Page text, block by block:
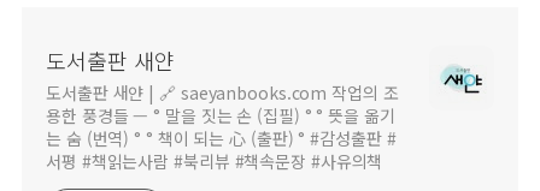
도서출판 새얀
도서출판 새얀 | 🔗 saeyanbooks.com 작업의 조
용한 풍경들 — ° 말을 짓는 손 (집필) ° ° 뜻을 옮기
는 숨 (번역) ° ° 책이 되는 心 (출판) ° #감성출판 #
서평 #책읽는사람 #북리뷰 #책속문장 #사유의책